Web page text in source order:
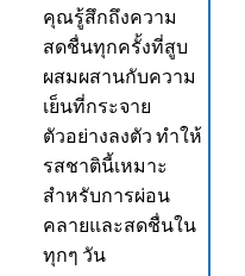
คุณรู้สึกถึงความ
สดชื่นทุกครั้งที่สูบ
ผสมผสานกับความ
เย็นที่กระจาย
ตัวอย่างลงตัว ทำให้
รสชาตินี้เหมาะ
สำหรับการผ่อน
คลายและสดชื่นใน
ทุกๆ วัน